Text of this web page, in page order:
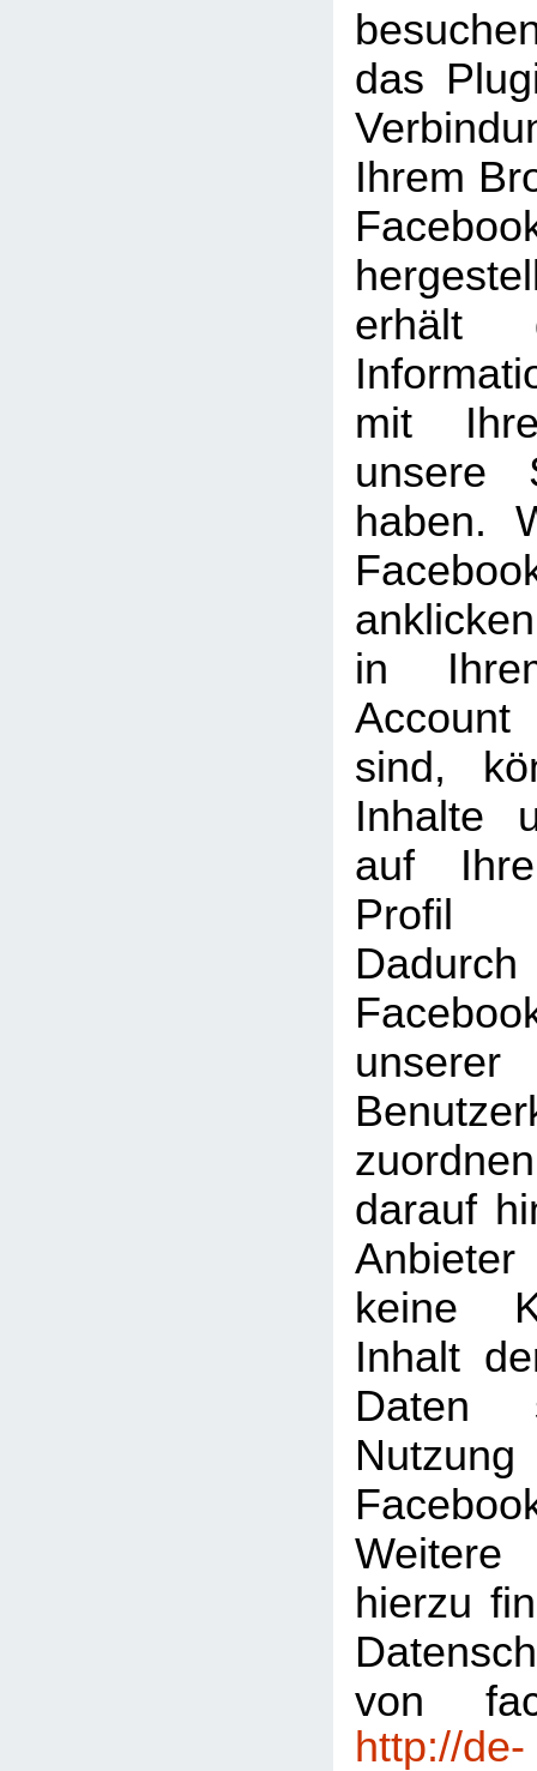
das
Ihrem
erhält
mit
unsere
haben.
in
sind,
Inhalte
auf
Profil
darauf
keine
Inhalt
Daten
Weitere
hierzu
von
http://de-